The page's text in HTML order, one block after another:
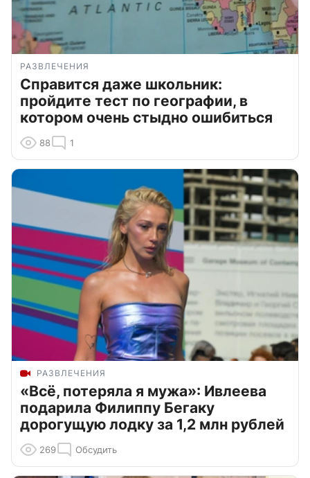
РАЗВЛЕЧЕНИЯ
Справится даже школьник:
пройдите тест по географии, в
котором очень стыдно ошибиться
88 1
РАЗВЛЕЧЕНИЯ
«Всё, потеряла я мужа»: Ивлеева
подарила Филиппу Бегаку
дорогущую лодку за 1,2 млн рублей
269 Обсудить